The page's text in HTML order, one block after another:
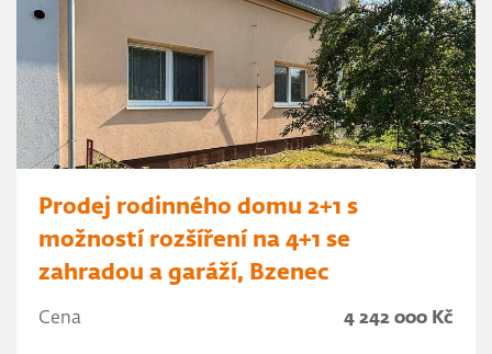
Prodej rodinného domu 2+1 s
možností rozšíření na 4+1 se
zahradou a garáží, Bzenec
Cena 4 242 000 Kč